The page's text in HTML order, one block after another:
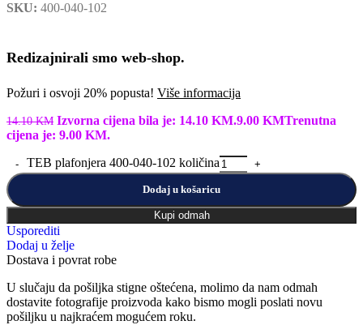
SKU: 400-040-102
Redizajnirali smo web-shop.
Požuri i osvoji 20% popusta! Više informacija
14.10KM Izvorna cijena bila je: 14.10 KM.9.00 KMTrenutna
cijena je: 9.00 KM.
TEB plafonjera 400-040-102 količina
Dodaj u košaricu
Kupi odmah
Usporediti
Dodaj u želje
Dostava i povrat robe
U slučaju da pošiljka stigne oštećena, molimo da nam odmah
dostavite fotografije proizvoda kako bismo mogli poslati novu
pošiljku u najkraćem mogućem roku.